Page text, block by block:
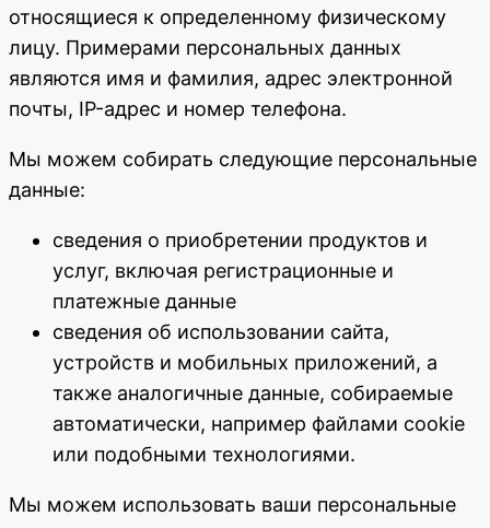
относящиеся к определенному физическому
лицу. Примерами персональных данных
являются имя и фамилия, адрес электронной
почты, IP-адрес и номер телефона.
Мы можем собирать следующие персональные
данные:
сведения о приобретении продуктов и
услуг, включая регистрационные и
платежные данные
сведения об использовании сайта,
устройств и мобильных приложений, а
также аналогичные данные, собираемые
автоматически, например файлами cookie
или подобными технологиями.
Мы можем использовать ваши персональные